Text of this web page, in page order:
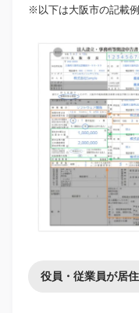
※以下は大阪市の記載例
役員・従業員が居